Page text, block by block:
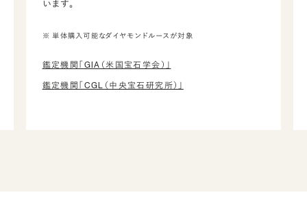
います。
※ 単体購入可能なダイヤモンドルースが対象
鑑定機関「GIA（米国宝石学会）」
鑑定機関「CGL（中央宝石研究所）」